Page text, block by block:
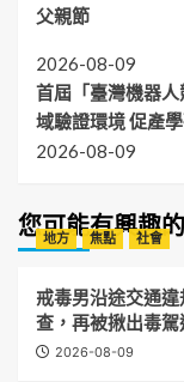
父親節
2026-08-09
首屆「臺灣機器
域驗證環境 促產
2026-08-09
您可能有興趣
地方 焦點 社會
戒毒男沿途交通違
查，再被揪出毒駕
2026-08-09